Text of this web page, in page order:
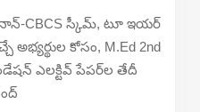
Revised
Date
Sheet
నాన్-CBCS స్కీమ్, టూ ఇయర్
అభ్యర్థుల కోసం, M.Ed 2nd
ఎలక్టివ్ పేపర్‌ల తేదీ